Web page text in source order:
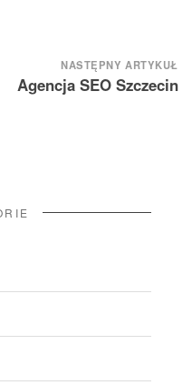
NASTĘPNY ARTYKUŁ
Agencja SEO Szczecin